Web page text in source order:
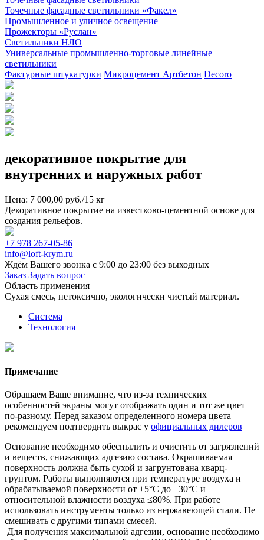
Точечные фасадные светильники «Факел»
Промышленное и уличное освещение
Прожекторы «Руслан»
Светильники НЛО
Универсальные промышленно-торговые линейные
светильники
Фактурные штукатурки Микроцемент Артбетон Decoro
декоративное покрытие для
внутренних и наружных работ
Цена: 7 000,00 руб./15 кг
Декоративное покрытие на известково-цементной основе для
создания рельефов.
+7 978 267-05-86
info@loft-krym.ru
Ждём Вашего звонка с 9:00 до 23:00 без выходных
Заказ Задать вопрос
Область применения
Сухая смесь, нетоксично, экологически чистый материал.
Система
Технология
Примечание
Обращаем Ваше внимание, что из-за технических
особенностей экраны могут отображать один и тот же цвет
по-разному. Перед заказом определенного номера цвета
рекомендуем подтвердить выкрас у официальных дилеров
Основание необходимо обеспылить и очистить от загрязнений
и веществ, снижающих адгезию состава. Окрашиваемая
поверхность должна быть сухой и загрунтована кварц-
грунтом. Работы выполняются при температуре воздуха и
обрабатываемой поверхности от +5°С до +30°С и
относительной влажности воздуха ≤80%. При работе
использовать инструменты только из нержавеющей стали. Не
смешивать с другими типами смесей.
Для получения максимальной адгезии, основание необходимо